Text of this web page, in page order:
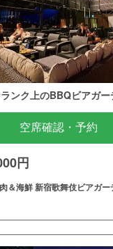
ンク上のBBQビアガ
空席確認・予約
円
＆海鮮 新宿歌舞伎ビアガー